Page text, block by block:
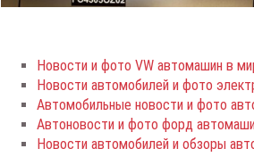
Новости и фото VW автомашин в
Новости автомобилей и фото
Автомобильные новости и фото
Автоновости и фото форд
Новости автомобилей и обзоры